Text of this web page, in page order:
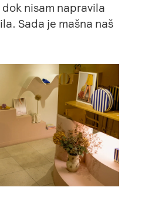
nisam napravila
Sada je mašna naš